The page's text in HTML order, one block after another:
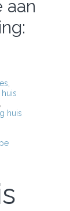
aan
huis
huis